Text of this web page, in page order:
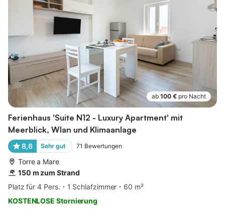
ab 100 € pro Nacht
Ferienhaus 'Suite N12 - Luxury Apartment' mit
Meerblick, Wlan und Klimaanlage
8,6 Sehr gut 71 Bewertungen
Torre a Mare
150 m zum Strand
Platz für 4 Pers.
1 Schlafzimmer
60 m²
KOSTENLOSE Stornierung